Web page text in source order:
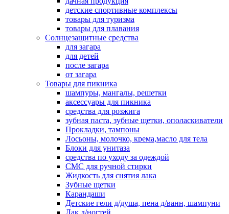
детские спортивные комплексы
товары для туризма
товары для плавания
Солнцезащитные средства
для загара
для детей
после загара
от загара
Товары для пикника
шампуры, мангалы, решетки
аксессуары для пикника
средства для розжига
зубная паста, зубные щетки, ополаскиватели
Прокладки, тампоны
Лосьоны, молочко, крема,масло для тела
Блоки для унитаза
средства по уходу за одеждой
СМС для ручной стирки
Жидкость для снятия лака
Зубные щетки
Карандаши
Детские гели д/душа, пена д/ванн, шампуни
Лак д/ногтей